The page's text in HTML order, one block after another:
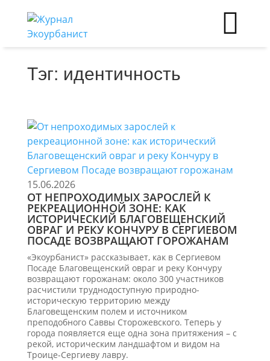
Тэг: идентичность
15.06.2026
ОТ НЕПРОХОДИМЫХ ЗАРОСЛЕЙ К
РЕКРЕАЦИОННОЙ ЗОНЕ: КАК
ИСТОРИЧЕСКИЙ БЛАГОВЕЩЕНСКИЙ
ОВРАГ И РЕКУ КОНЧУРУ В СЕРГИЕВОМ
ПОСАДЕ ВОЗВРАЩАЮТ ГОРОЖАНАМ
«Экоурбанист» рассказывает, как в Сергиевом
Посаде Благовещенский овраг и реку Кончуру
возвращают горожанам: около 300 участников
расчистили труднодоступную природно-
историческую территорию между
Благовещенским полем и источником
преподобного Саввы Сторожевского. Теперь у
города появляется еще одна зона притяжения – с
рекой, историческим ландшафтом и видом на
Троице-Сергиеву лавру.